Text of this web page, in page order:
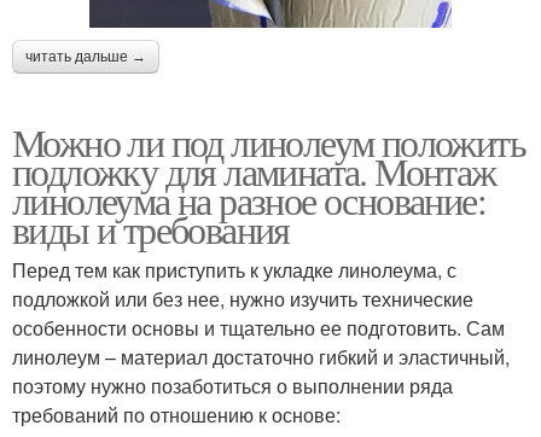
читать дальше →
Можно ли под линолеум положить
подложку для ламината. Монтаж
линолеума на разное основание:
виды и требования
Перед тем как приступить к укладке линолеума, с
подложкой или без нее, нужно изучить технические
особенности основы и тщательно ее подготовить. Сам
линолеум – материал достаточно гибкий и эластичный,
поэтому нужно позаботиться о выполнении ряда
требований по отношению к основе: